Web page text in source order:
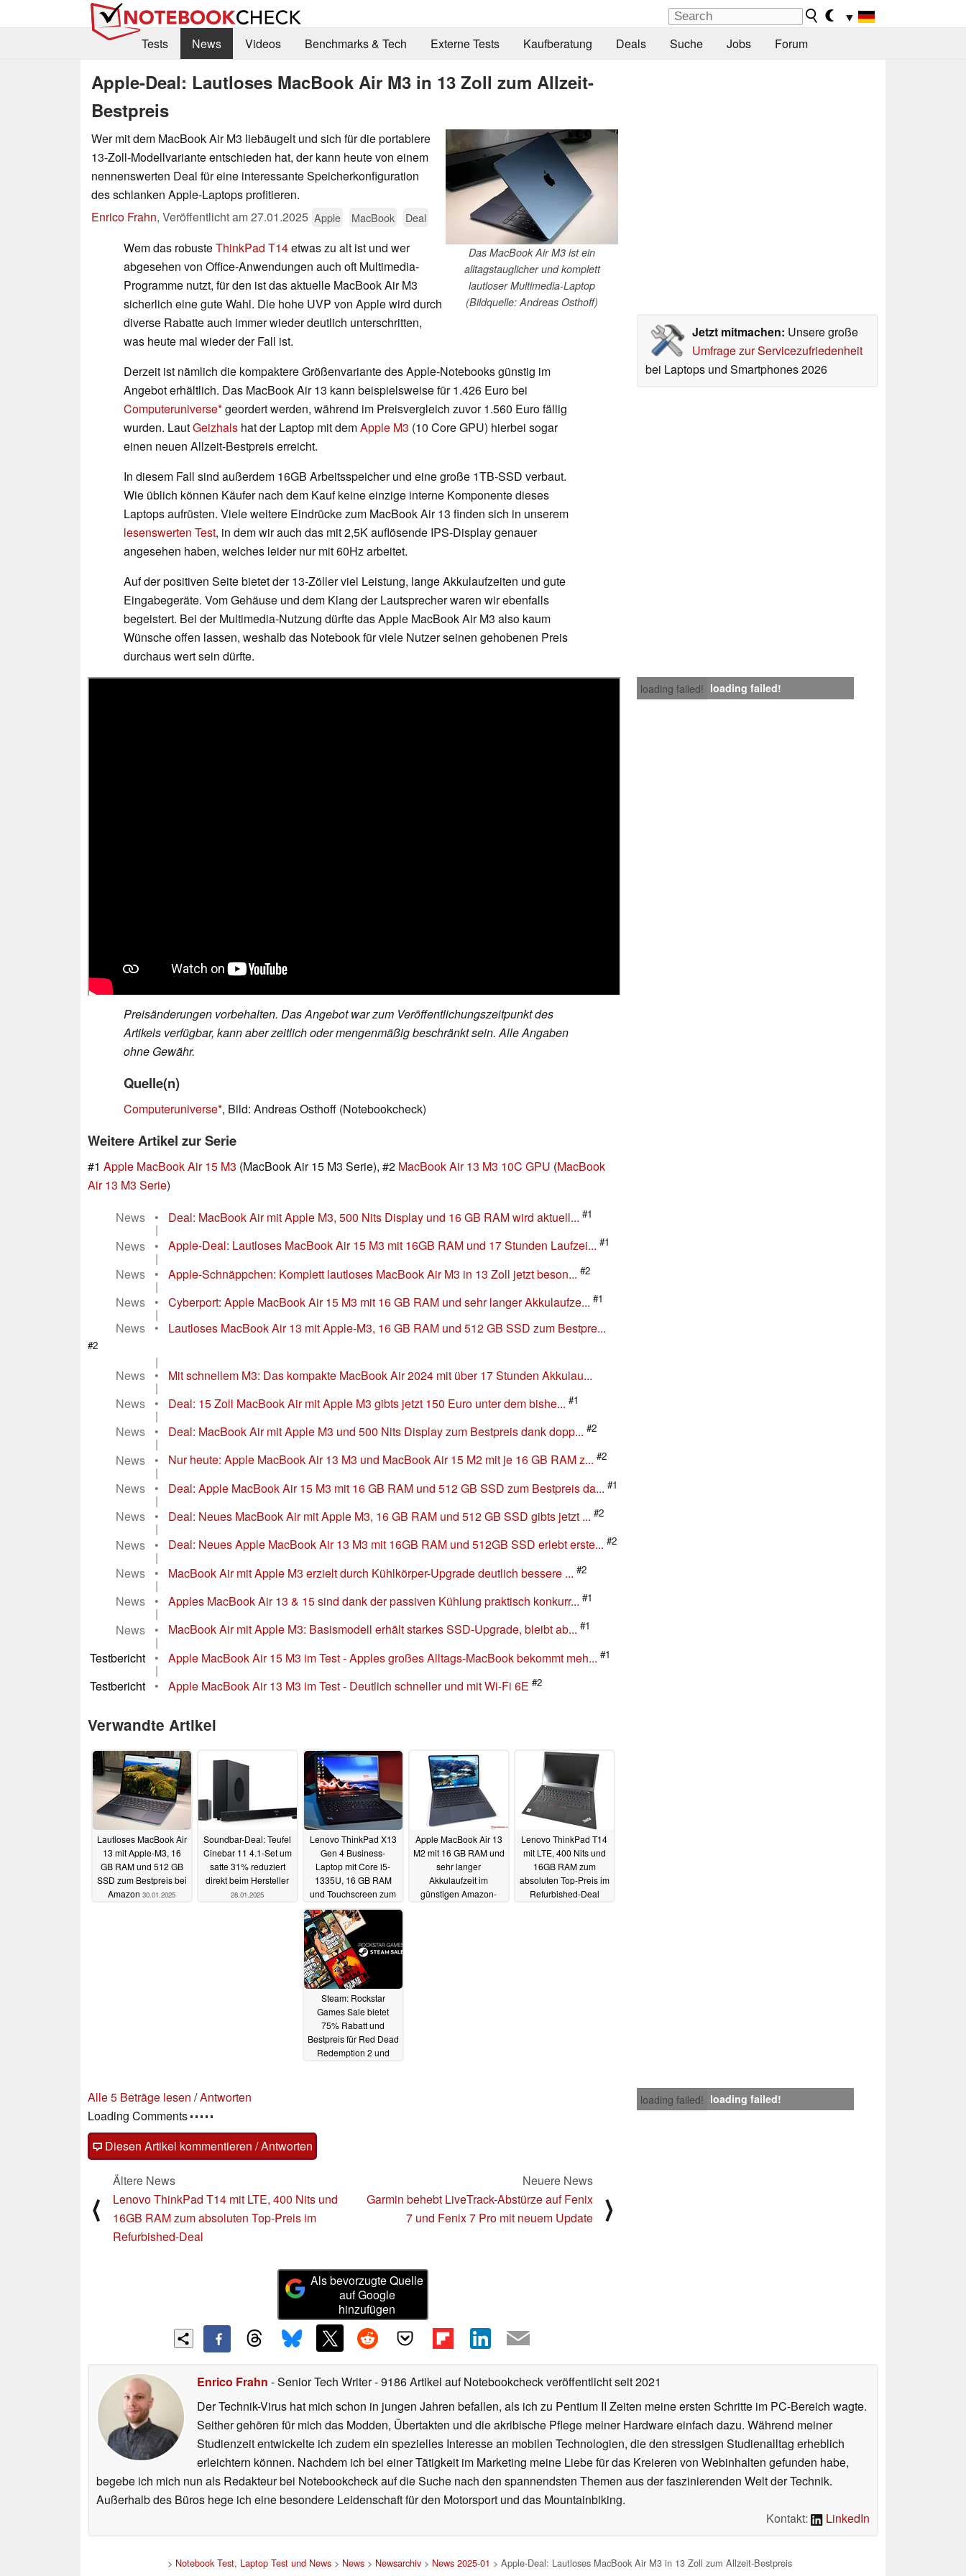
▼
Tests
News Videos Benchmarks & Tech Externe Tests Kaufberatung Deals Suche Jobs Forum
Apple-Deal: Lautloses MacBook Air M3 in 13 Zoll zum Allzeit-
Bestpreis
Das MacBook Air M3 ist ein
alltagstauglicher und komplett
lautloser Multimedia-Laptop
(Bildquelle: Andreas Osthoff)
Wer mit dem MacBook Air M3 liebäugelt und sich für die portablere
13-Zoll-Modellvariante entschieden hat, der kann heute von einem
nennenswerten Deal für eine interessante Speicherkonfiguration
des schlanken Apple-Laptops profitieren.
Enrico Frahn, Veröffentlicht am27.01.2025 Apple MacBook Deal
Jetzt mitmachen: Unsere große
Umfrage zur Servicezufriedenheit
bei Laptops und Smartphones 2026
Wem das robusteThinkPad T14etwas zu alt ist und wer
abgesehen von Office-Anwendungen auch oft Multimedia-
Programme nutzt, für den ist das aktuelle MacBook Air M3
sicherlich eine gute Wahl. Die hohe UVP von Apple wird durch
diverse Rabatte auch immer wieder deutlich unterschritten,
was heute mal wieder der Fall ist.
Derzeit ist nämlich die kompaktere Größenvariante des Apple-Notebooks günstig im
Angebot erhältlich. Das MacBook Air 13 kann beispielsweise für 1.426 Euro bei
Computeruniverse geordert werden, während im Preisvergleich zuvor 1.560 Euro fällig
wurden. LautGeizhals hat der Laptop mit demApple M3 (10 Core GPU) hierbei sogar
einen neuen Allzeit-Bestpreis erreicht.
In diesem Fall sind außerdem 16GB Arbeitsspeicher und eine große 1TB-SSD verbaut.
Wie üblich können Käufer nach dem Kauf keine einzige interne Komponente dieses
Laptops aufrüsten. Viele weitere Eindrücke zum MacBook Air 13 finden sich in unserem
lesenswerten Test, in dem wir auch das mit 2,5K auflösende IPS-Display genauer
angesehen haben, welches leider nur mit 60Hz arbeitet.
Auf der positiven Seite bietet der 13-Zöller viel Leistung, lange Akkulaufzeiten und gute
Eingabegeräte. Vom Gehäuse und dem Klang der Lautsprecher waren wir ebenfalls
begeistert. Bei der Multimedia-Nutzung dürfte das Apple MacBook Air M3 also kaum
Wünsche offen lassen, weshalb das Notebook für viele Nutzer seinen gehobenen Preis
durchaus wert sein dürfte.
loading failed! loading failed!
Preisänderungen vorbehalten. Das Angebot war zum Veröffentlichungszeitpunkt des
Artikels verfügbar, kann aber zeitlich oder mengenmäßig beschränkt sein. Alle Angaben
ohne Gewähr.
Quelle(n)
Computeruniverse , Bild: Andreas Osthoff (Notebookcheck)
Weitere Artikel zur Serie
#1 Apple MacBook Air 15 M3 (MacBook Air 15 M3 Serie), #2 MacBook Air 13 M3 10C GPU (MacBook
Air 13 M3 Serie)
News
• Deal: MacBook Air mit Apple M3, 500 Nits Display und 16 GB RAM wird aktuell... #1
|
News
• Apple-Deal: Lautloses MacBook Air 15 M3 mit 16GB RAM und 17 Stunden Laufzei... #1
|
News
• Apple-Schnäppchen: Komplett lautloses MacBook Air M3 in 13 Zoll jetzt beson... #2
|
News
• Cyberport: Apple MacBook Air 15 M3 mit 16 GB RAM und sehr langer Akkulaufze... #1
|
News
• Lautloses MacBook Air 13 mit Apple-M3, 16 GB RAM und 512 GB SSD zum Bestpre...
#2
|
News
• Mit schnellem M3: Das kompakte MacBook Air 2024 mit über 17 Stunden Akkulau...
|
News
• Deal: 15 Zoll MacBook Air mit Apple M3 gibts jetzt 150 Euro unter dem bishe... #1
|
News
• Deal: MacBook Air mit Apple M3 und 500 Nits Display zum Bestpreis dank dopp... #2
|
News
• Nur heute: Apple MacBook Air 13 M3 und MacBook Air 15 M2 mit je 16 GB RAM z... #2
|
News
• Deal: Apple MacBook Air 15 M3 mit 16 GB RAM und 512 GB SSD zum Bestpreis da... #1
|
News
• Deal: Neues MacBook Air mit Apple M3, 16 GB RAM und 512 GB SSD gibts jetzt ... #2
|
News
• Deal: Neues Apple MacBook Air 13 M3 mit 16GB RAM und 512GB SSD erlebt erste... #2
|
News
• MacBook Air mit Apple M3 erzielt durch Kühlkörper-Upgrade deutlich bessere ... #2
|
News
• Apples MacBook Air 13 & 15 sind dank der passiven Kühlung praktisch konkurr... #1
|
News
• MacBook Air mit Apple M3: Basismodell erhält starkes SSD-Upgrade, bleibt ab... #1
|
Testbericht
• Apple MacBook Air 15 M3 im Test - Apples großes Alltags-MacBook bekommt meh... #1
|
Testbericht
• Apple MacBook Air 13 M3 im Test - Deutlich schneller und mit Wi-Fi 6E #2
Verwandte Artikel
Lautloses MacBook Air
13 mit Apple-M3, 16
GB RAM und 512 GB
SSD zum Bestpreis bei
Amazon 30.01.2025
Soundbar-Deal: Teufel
Cinebar 11 4.1-Set um
satte 31% reduziert
direkt beim Hersteller
28.01.2025
Lenovo ThinkPad X13
Gen 4 Business-
Laptop mit Core i5-
1335U, 16 GB RAM
und Touchscreen zum
Allzeit-Bestpreis
28.01.2025
Apple MacBook Air 13
M2 mit 16 GB RAM und
sehr langer
Akkulaufzeit im
günstigen Amazon-
Lenovo ThinkPad T14
mit LTE, 400 Nits und
16GB RAM zum
absoluten Top-Preis im
Refurbished-Deal
Steam: Rockstar
Games Sale bietet
75% Rabatt und
Bestpreis für Red Dead
Redemption 2 und
loading failed! loading failed!
Alle 5 Beträge lesen /Antworten
Loading Comments
Diesen Artikel kommentieren / Antworten
⟨
Ältere News
Lenovo ThinkPad T14 mit LTE, 400 Nits und
16GB RAM zum absoluten Top-Preis im
Refurbished-Deal
Neuere News
Garmin behebt LiveTrack-Abstürze auf Fenix
7 und Fenix 7 Pro mit neuem Update
⟩
Als bevorzugte Quelle
auf Google
hinzufügen
Enrico Frahn - Senior Tech Writer- 9186 Artikel auf Notebookcheck veröffentlichtseit 2021
Der Technik-Virus hat mich schon in jungen Jahren befallen, als ich zu Pentium II Zeiten meine ersten Schritte im PC-Bereich wagte.
Seither gehören für mich das Modden, Übertakten und die akribische Pflege meiner Hardware einfach dazu. Während meiner
Studienzeit entwickelte ich zudem ein spezielles Interesse an mobilen Technologien, die den stressigen Studienalltag erheblich
erleichtern können. Nachdem ich bei einer Tätigkeit im Marketing meine Liebe für das Kreieren von Webinhalten gefunden habe,
begebe ich mich nun als Redakteur bei Notebookcheck auf die Suche nach den spannendsten Themen aus der faszinierenden Welt der Technik.
Außerhalb des Büros hege ich eine besondere Leidenschaft für den Motorsport und das Mountainbiking.
Kontakt:
LinkedIn
> Notebook Test, Laptop Test und News> News> Newsarchiv> News 2025-01 > Apple-Deal: Lautloses MacBook Air M3 in 13 Zoll zum Allzeit-Bestpreis